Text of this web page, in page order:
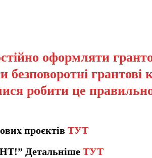
оформляти
безповоротні грантові
робити це
проєктів ТУТ
Детальніше ТУТ